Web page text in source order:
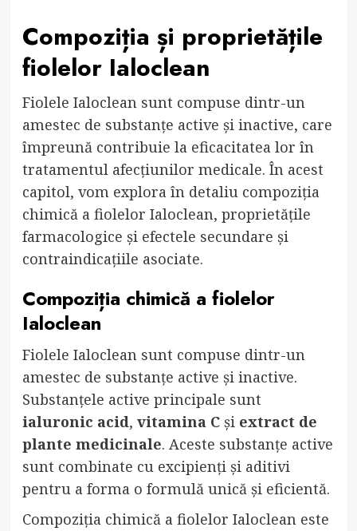
Compoziția și proprietățile
fiolelor Ialoclean
Fiolele Ialoclean sunt compuse dintr-un
amestec de substanțe active și inactive, care
împreună contribuie la eficacitatea lor în
tratamentul afecțiunilor medicale. În acest
capitol, vom explora în detaliu compoziția
chimică a fiolelor Ialoclean, proprietățile
farmacologice și efectele secundare și
contraindicațiile asociate.
Compoziția chimică a fiolelor
Ialoclean
Fiolele Ialoclean sunt compuse dintr-un
amestec de substanțe active și inactive.
Substanțele active principale sunt
ialuronic acid, vitamina Cși extract de
plante medicinale. Aceste substanțe active
sunt combinate cu excipienți și aditivi
pentru a forma o formulă unică și eficientă.
Compoziția chimică a fiolelor Ialoclean este